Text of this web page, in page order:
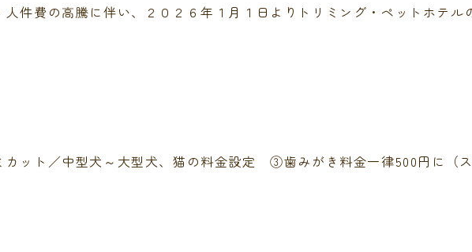
人件費 の高騰に伴い、２０２６年１月１日よりトリミング・ペットホテル
ト／中型犬～大型犬、猫の料金設定 ③歯みがき料金一律500円に（ス